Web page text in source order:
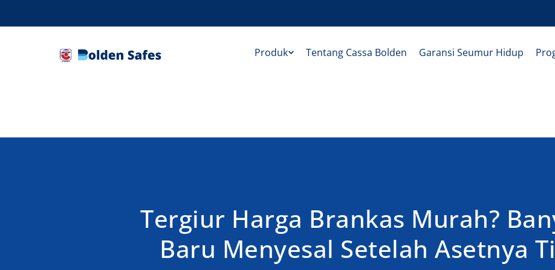
Produk Tentang Cassa Bolden Garansi Seumur Hidup
Tergiur Harga Brankas Murah?
Baru Menyesal Setelah Asetnya